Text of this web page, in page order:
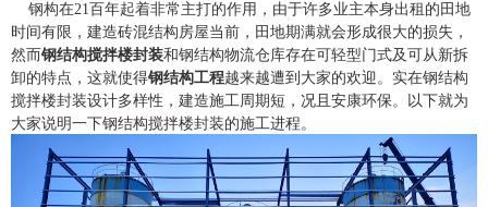
钢构在21百年起着非常主打的作用，由于许多业主本身出租的田地
时间有限，建造砖混结构房屋当前，田地期满就会形成很大的损失，
然而钢结构搅拌楼封装和钢结构物流仓库存在可轻型门式及可从新拆
卸的特点，这就使得钢结构工程越来越遭到大家的欢迎。实在钢结构
搅拌楼封装设计多样性，建造施工周期短，况且安康环保。以下就为
大家说明一下钢结构搅拌楼封装的施工进程。